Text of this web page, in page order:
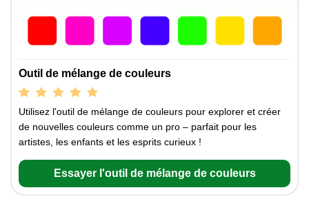
Outil de mélange de couleurs
Utilisez l'outil de mélange de couleurs pour explorer et créer
de nouvelles couleurs comme un pro – parfait pour les
artistes, les enfants et les esprits curieux !
Essayer l'outil de mélange de couleurs